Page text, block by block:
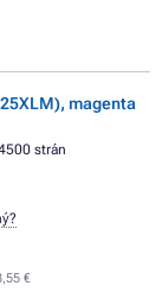
magenta
strán
€